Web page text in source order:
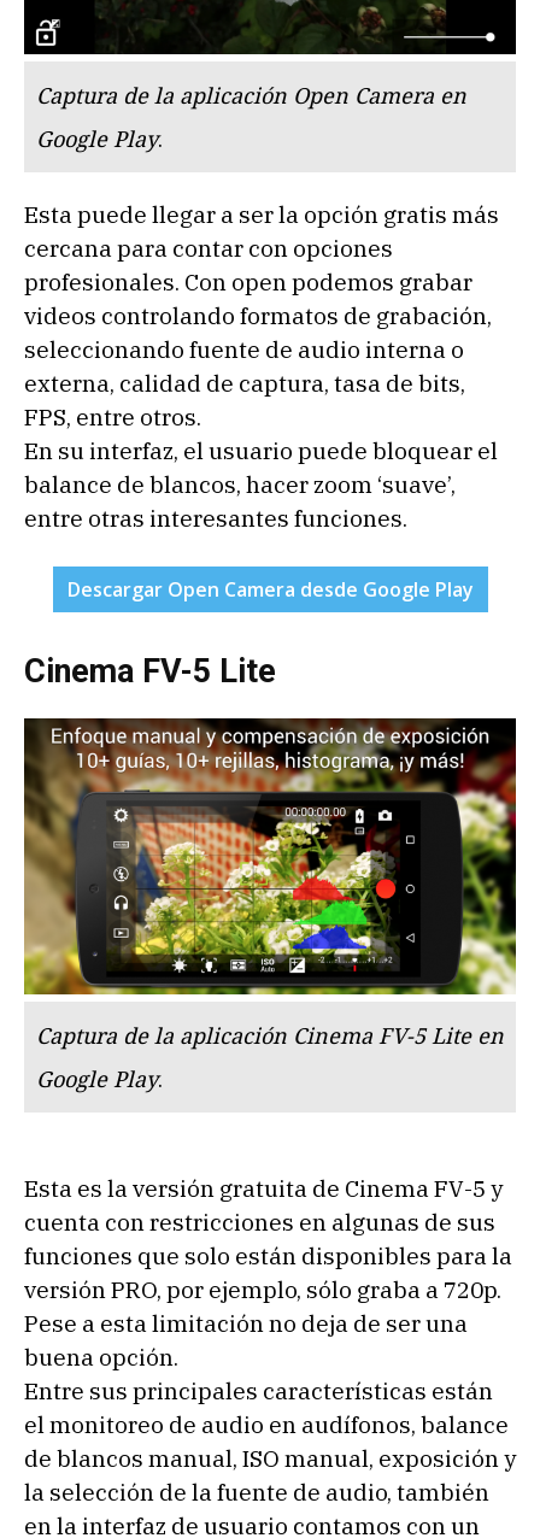
Captura de la aplicación Open Camera en
Google Play.
Esta puede llegar a ser la opción gratis más
cercana para contar con opciones
profesionales. Con open podemos grabar
videos controlando formatos de grabación,
seleccionando fuente de audio interna o
externa, calidad de captura, tasa de bits,
FPS, entre otros.
En su interfaz, el usuario puede bloquear el
balance de blancos, hacer zoom ‘suave’,
entre otras interesantes funciones.
Descargar Open Camera desde Google Play
Cinema FV-5 Lite
Captura de la aplicación Cinema FV-5 Lite en
Google Play.
Esta es la versión gratuita de Cinema FV-5 y
cuenta con restricciones en algunas de sus
funciones que solo están disponibles para la
versión PRO, por ejemplo, sólo graba a 720p.
Pese a esta limitación no deja de ser una
buena opción.
Entre sus principales características están
el monitoreo de audio en audífonos, balance
de blancos manual, ISO manual, exposición y
la selección de la fuente de audio, también
en la interfaz de usuario contamos con un